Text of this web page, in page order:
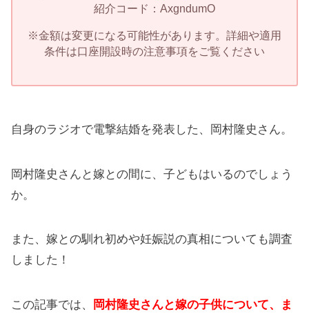
紹介コード：AxgndumO
※金額は変更になる可能性があります。詳細や適用
条件は口座開設時の注意事項をご覧ください
自身のラジオで電撃結婚を発表した、岡村隆史さん。
岡村隆史さんと嫁との間に、子どもはいるのでしょう
か。
また、嫁との馴れ初めや妊娠説の真相についても調査
しました！
この記事では、
岡村隆史さんと嫁の子供について、ま